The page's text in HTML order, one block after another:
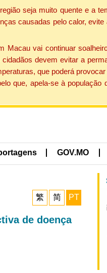
seja muito quente e a
causadas pelo calor,
Macau vai continuar
devem evitar a
que poderá
que, apela-se à
GOV.MO
繁 简 PT
de doença